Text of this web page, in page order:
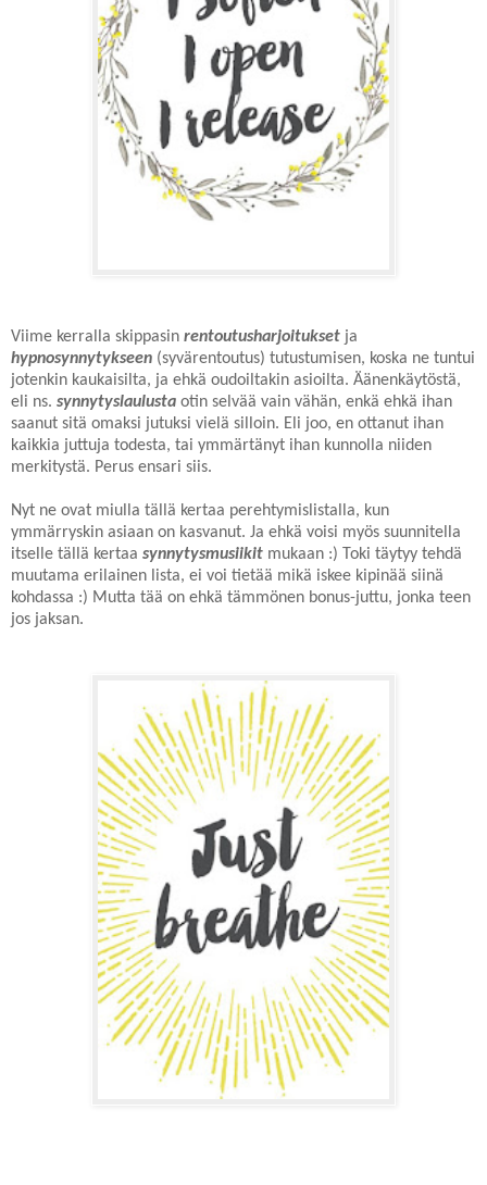
Viime kerralla skippasin rentoutusharjoitukset ja
hypnosynnytykseen (syvärentoutus) tutustumisen, koska ne tuntui
jotenkin kaukaisilta, ja ehkä oudoiltakin asioilta. Äänenkäytöstä,
eli ns. synnytyslaulusta otin selvää vain vähän, enkä ehkä ihan
saanut sitä omaksi jutuksi vielä silloin. Eli joo, en ottanut ihan
kaikkia juttuja todesta, tai ymmärtänyt ihan kunnolla niiden
merkitystä. Perus ensari siis.
Nyt ne ovat miulla tällä kertaa perehtymislistalla, kun
ymmärryskin asiaan on kasvanut. Ja ehkä voisi myös suunnitella
itselle tällä kertaa synnytysmusiikit mukaan :) Toki täytyy tehdä
muutama erilainen lista, ei voi tietää mikä iskee kipinää siinä
kohdassa :) Mutta tää on ehkä tämmönen bonus-juttu, jonka teen
jos jaksan.